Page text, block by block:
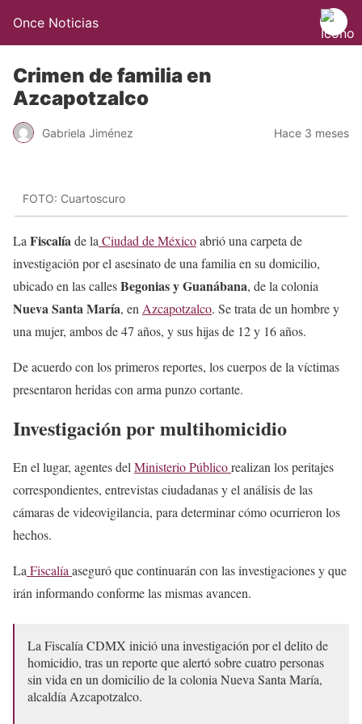
Once Noticias
Crimen de familia en
Azcapotzalco
Gabriela Jiménez Hace 3 meses
FOTO: Cuartoscuro
La Fiscalíade la Ciudad de Méxicoabrió una carpeta de
investigación por el asesinato de una familia en su domicilio,
ubicado en las callesBegonias y Guanábana, de la colonia
Nueva Santa María, en Azcapotzalco. Se trata de un hombre y
una mujer, ambos de 47 años, y sus hijas de 12 y 16 años.
De acuerdo con los primeros reportes, los cuerpos de la víctimas
presentaron heridas con arma punzo cortante.
Investigación por multihomicidio
En el lugar, agentes del Ministerio Públicorealizan los peritajes
correspondientes, entrevistas ciudadanas y el análisis de las
cámaras de videovigilancia, para determinar cómo ocurrieron los
hechos.
La Fiscalía aseguró que continuarán con las investigaciones y que
irán informando conforme las mismas avancen.
La Fiscalía CDMX inició una investigación por el delito de
homicidio, tras un reporte que alertó sobre cuatro personas
sin vida en un domicilio de la colonia Nueva Santa María,
alcaldía Azcapotzalco.